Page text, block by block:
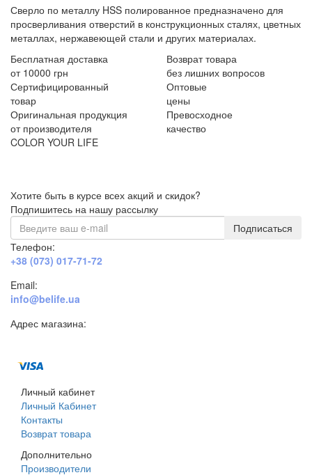
Сверло по металлу HSS полированное предназначено для
просверливания отверстий в конструкционных сталях, цветных
металлах, нержавеющей стали и других материалах.
Бесплатная доставка
от 10000 грн
Возврат товара
без лишних вопросов
Сертифицированный
товар
Оптовые
цены
Оригинальная продукция
от производителя
Превосходное
качество
COLOR YOUR LIFE
Хотите быть в курсе всех акций и скидок?
Подпишитесь на нашу рассылку
Подписаться
Телефон:
+38 (073) 017-71-72
Email:
info@belife.ua
Адрес магазина:
Личный кабинет
Личный Кабинет
Контакты
Возврат товара
Дополнительно
Производители